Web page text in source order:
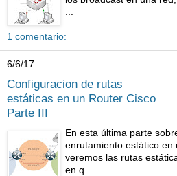
1 comentario:
6/6/17
Configuracion de rutas
estáticas en un Router Cisco
Parte III
En esta última parte
enrutamiento estático en
veremos las rutas
en q...